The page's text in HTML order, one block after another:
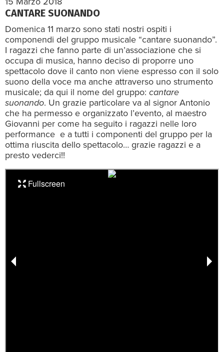
CANTARE SUONANDO
Domenica 11 marzo sono stati nostri ospiti i
componendi del gruppo musicale “cantare suonando”.
I ragazzi che fanno parte di un’associazione che si
occupa di musica, hanno deciso di proporre uno
spettacolo dove il canto non viene espresso con il solo
suono della voce ma anche attraverso uno strumento
musicale; da qui il nome del gruppo: cantare
suonando. Un grazie particolare va al signor Antonio
che ha permesso e organizzato l’evento, al maestro
Giovanni per come ha seguito i ragazzi nelle loro
performance e a tutti i componenti del gruppo per la
ottima riuscita dello spettacolo… grazie ragazzi e a
presto vederci!!